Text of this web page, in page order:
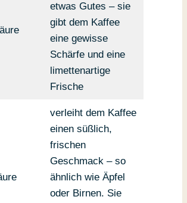
etwas Gutes – sie
gibt dem Kaffee
eine gewisse
Schärfe und eine
limettenartige
Frische
verleiht dem Kaffee
einen süßlich,
frischen
Geschmack – so
ähnlich wie Äpfel
oder Birnen. Sie